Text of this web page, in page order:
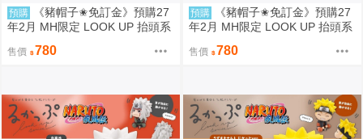
預購
《豬帽子✬免訂金》預購27
年2月 MH限定 LOOK UP 抬頭系
2
售價 780
預購
《豬帽子✬免訂金》預購27
年2月 MH限定 LOOK UP 抬頭系
12
售價 780